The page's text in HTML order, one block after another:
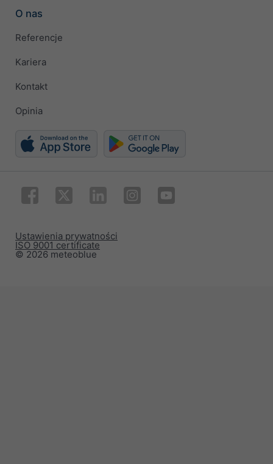
O nas
Referencje
Kariera
Kontakt
Opinia
© 2026 meteoblue
ISO 9001 certificate
Ustawienia prywatności